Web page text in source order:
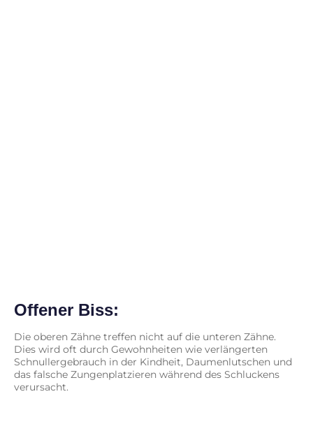
Offener Biss:
Die oberen Zähne treffen nicht auf die unteren Zähne.
Dies wird oft durch Gewohnheiten wie verlängerten
Schnullergebrauch in der Kindheit, Daumenlutschen und
das falsche Zungenplatzieren während des Schluckens
verursacht.